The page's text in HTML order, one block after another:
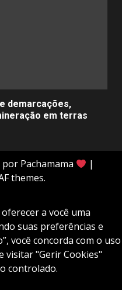
demarcações,
em terras
Pachamama
|
themes.
a você uma
suas preferências e
você concorda com o uso
visitar "Gerir Cookies"
controlado.